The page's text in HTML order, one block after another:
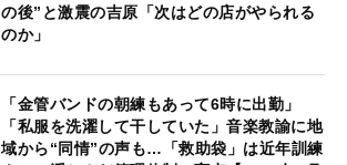
の後”と激震の吉原「次はどの店がやられる
のか」
「金管バンドの朝練もあって6時に出勤」
「私服を洗濯して干していた」音楽教諭に地
域から“同情”の声も…「救助袋」は近年訓練